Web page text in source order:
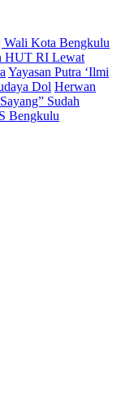
Wali Kota Bengkulu
HUT RI Lewat
Yayasan Putra ‘Ilmi
Dol Herwan
Sudah
Bengkulu